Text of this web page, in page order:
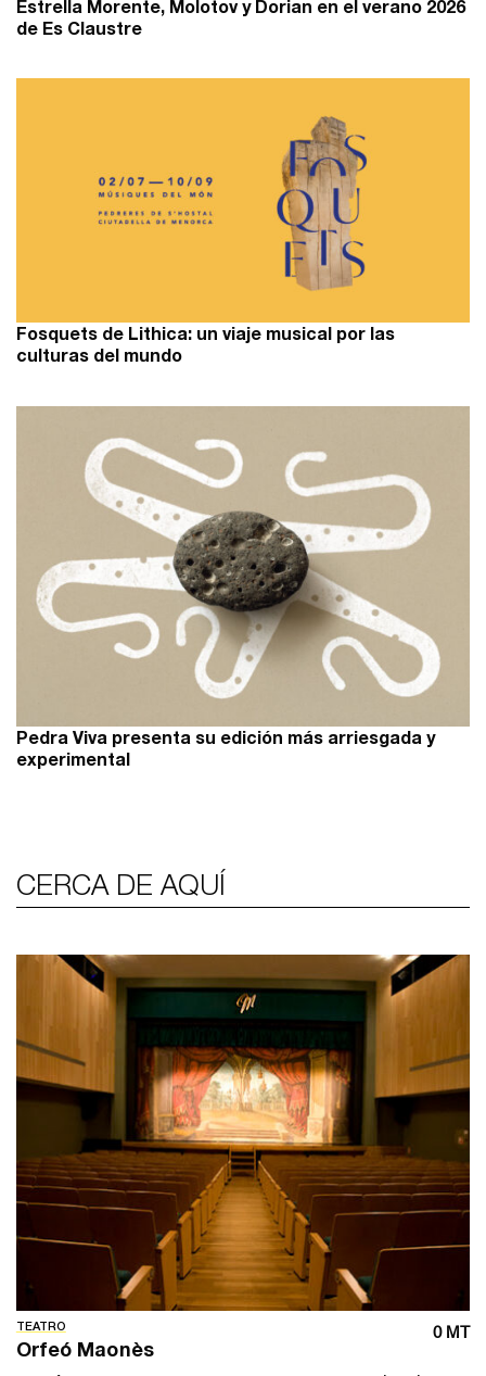
Estrella Morente, Molotov y Dorian en el verano 2026
de Es Claustre
Fosquets de Lithica: un viaje musical por las
culturas del mundo
Pedra Viva presenta su edición más arriesgada y
experimental
CERCA DE AQUÍ
TEATRO 0 MT
Orfeó Maonès